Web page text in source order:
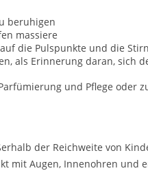
beruhigen
massiere
die Pulspunkte und die
als Erinnerung daran, sich
und Pflege oder
der Reichweite von
mit Augen, Innenohren